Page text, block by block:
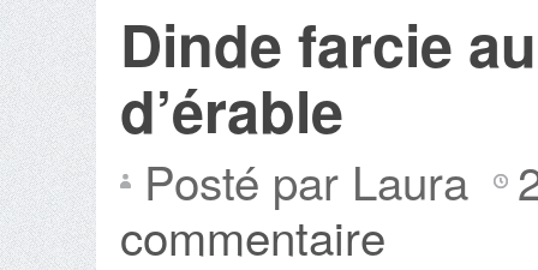
Dinde farcie
d’érable
Posté par Laura
commentaire